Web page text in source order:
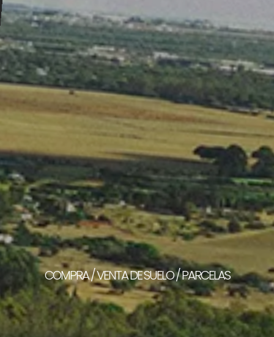
COMPRA / VENTA DE SUELO / PARCELAS